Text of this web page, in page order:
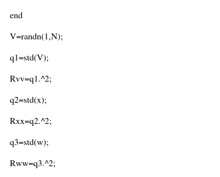
end
V=randn(1,N);
q1=std(V);
Rvv=q1.^2;
q2=std(x);
Rxx=q2.^2;
q3=std(w);
Rww=q3.^2;